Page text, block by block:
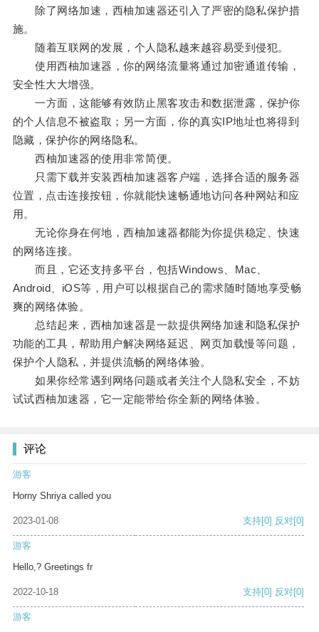
除了网络加速，西柚加速器还引入了严密的隐私保护措
施。
随着互联网的发展，个人隐私越来越容易受到侵犯。
使用西柚加速器，你的网络流量将通过加密通道传输，
安全性大大增强。
一方面，这能够有效防止黑客攻击和数据泄露，保护你
的个人信息不被盗取；另一方面，你的真实IP地址也将得到
隐藏，保护你的网络隐私。
西柚加速器的使用非常简便。
只需下载并安装西柚加速器客户端，选择合适的服务器
位置，点击连接按钮，你就能快速畅通地访问各种网站和应
用。
无论你身在何地，西柚加速器都能为你提供稳定、快速
的网络连接。
而且，它还支持多平台，包括Windows、Mac、
Android、iOS等，用户可以根据自己的需求随时随地享受畅
爽的网络体验。
总结起来，西柚加速器是一款提供网络加速和隐私保护
功能的工具，帮助用户解决网络延迟、网页加载慢等问题，
保护个人隐私，并提供流畅的网络体验。
如果你经常遇到网络问题或者关注个人隐私安全，不妨
试试西柚加速器，它一定能带给你全新的网络体验。
评论
游客
Horny Shriya called you
2023-01-08 支持[0] 反对[0]
游客
Hello,? Greetings fr
2022-10-18 支持[0] 反对[0]
游客